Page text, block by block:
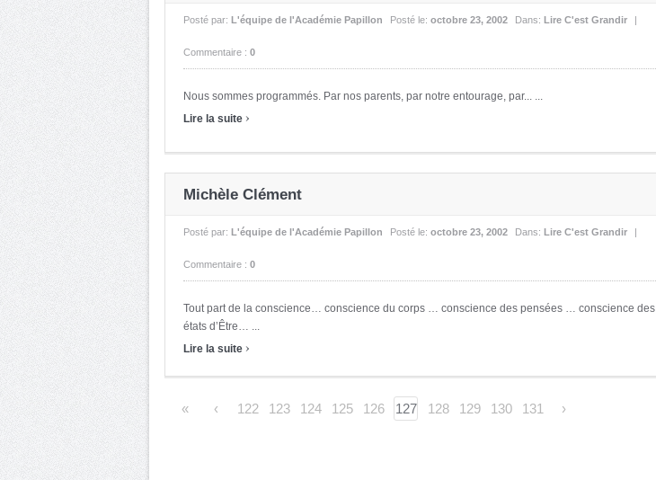
Posté par: L'équipe de l'Académie Papillon Posté le: octobre 23, 2002 Dans: Lire C'est Grandir |
Commentaire : 0
Nous sommes programmés. Par nos parents, par notre entourage, par... ...
Lire la suite ›
Michèle Clément
Posté par: L'équipe de l'Académie Papillon Posté le: octobre 23, 2002 Dans: Lire C'est Grandir |
Commentaire : 0
Tout part de la conscience… conscience du corps … conscience des pensées … conscience des
états d’Être… ...
Lire la suite ›
« ‹ 122 123 124 125 126 127 128 129 130 131 ›